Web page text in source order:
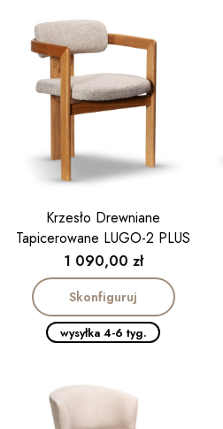
Krzesło Drewniane
Tapicerowane LUGO-2 PLUS
Cena
1 090,00 zł
Skonfiguruj
wysyłka 4-6 tyg.